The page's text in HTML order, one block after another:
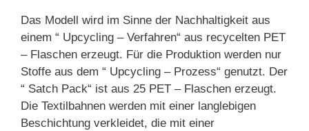
Das Modell wird im Sinne der Nachhaltigkeit aus
einem “ Upcycling – Verfahren“ aus recycelten PET
– Flaschen erzeugt. Für die Produktion werden nur
Stoffe aus dem “ Upcycling – Prozess“ genutzt. Der
“ Satch Pack“ ist aus 25 PET – Flaschen erzeugt.
Die Textilbahnen werden mit einer langlebigen
Beschichtung verkleidet, die mit einer